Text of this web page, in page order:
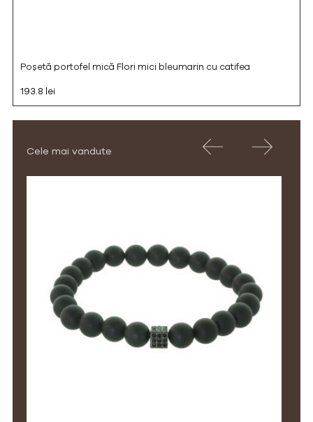
Poșetă portofel mică Flori mici bleumarin cu catifea
193.8 lei
Cele mai vandute